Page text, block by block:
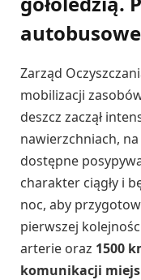
autobusowe
Zarząd
mobilizacji
deszcz zaczął
nawierzchniach,
dostępne
charakter ciągły i
noc, aby
pierwszej
arterie oraz 1500
komunikacji